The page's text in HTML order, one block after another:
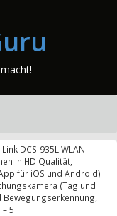
Link DCS-935L WLAN-
in HD Qualität,
für iOS und Android)
(Tag und
5